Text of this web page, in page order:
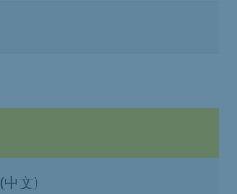
(中文)